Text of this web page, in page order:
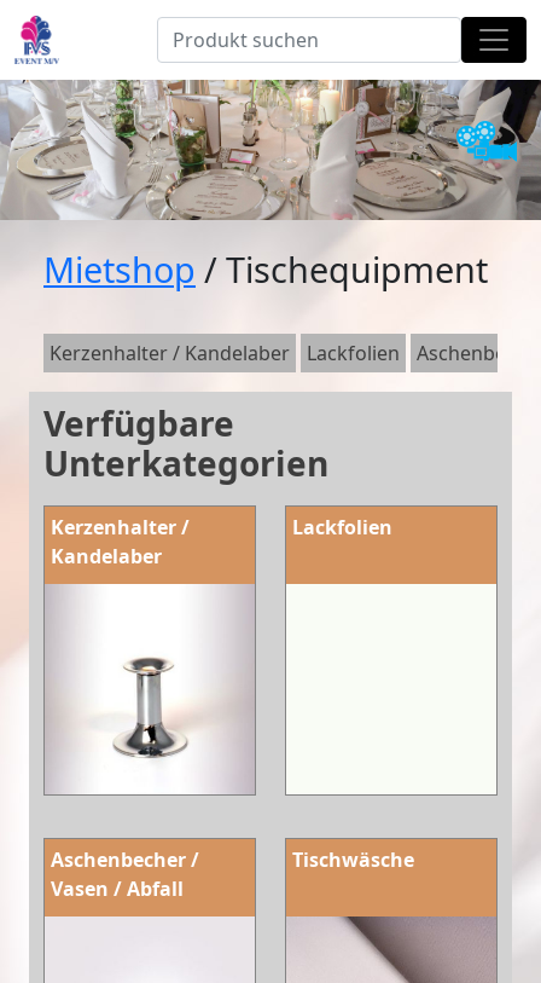
Mietshop / Tischequipment
Kerzenhalter / Kandelaber Lackfolien
Verfügbare
Unterkategorien
Kerzenhalter /
Kandelaber
Lackfolien
Aschenbecher /
Vasen / Abfall
Tischwäsche